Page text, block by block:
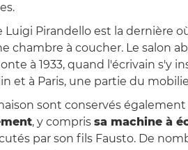
Luigi Pirandello est la dernière
chambre à coucher. Le salon
à 1933, quand l'écrivain s'y
et à Paris, une partie du
sont conservés également
, y compris sa machine à
par son fils Fausto. De